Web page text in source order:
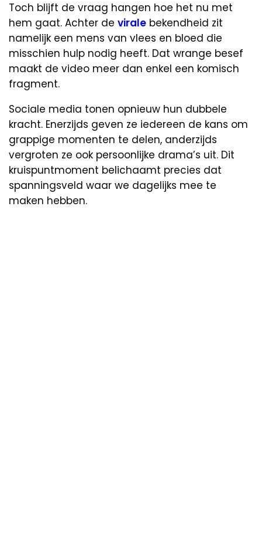
Toch blijft de vraag hangen hoe het nu met
hem gaat. Achter de virale bekendheid zit
namelijk een mens van vlees en bloed die
misschien hulp nodig heeft. Dat wrange besef
maakt de video meer dan enkel een komisch
fragment.
Sociale media tonen opnieuw hun dubbele
kracht. Enerzijds geven ze iedereen de kans om
grappige momenten te delen, anderzijds
vergroten ze ook persoonlijke drama’s uit. Dit
kruispuntmoment belichaamt precies dat
spanningsveld waar we dagelijks mee te
maken hebben.